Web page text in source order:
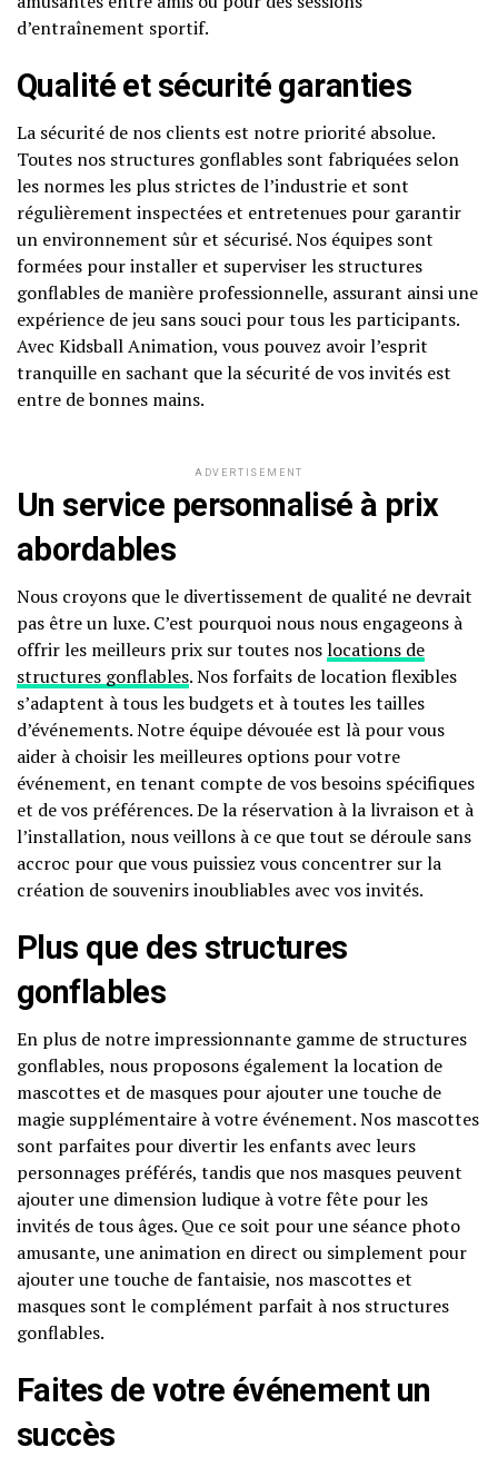
d’entraînement sportif.
Qualité et sécurité garanties
La sécurité de nos clients est notre priorité absolue.
Toutes nos structures gonflables sont fabriquées selon
les normes les plus strictes de l’industrie et sont
régulièrement inspectées et entretenues pour garantir
un environnement sûr et sécurisé. Nos équipes sont
formées pour installer et superviser les structures
gonflables de manière professionnelle, assurant ainsi une
expérience de jeu sans souci pour tous les participants.
Avec Kidsball Animation, vous pouvez avoir l’esprit
tranquille en sachant que la sécurité de vos invités est
entre de bonnes mains.
ADVERTISEMENT
Un service personnalisé à prix
abordables
Nous croyons que le divertissement de qualité ne devrait
pas être un luxe. C’est pourquoi nous nous engageons à
offrir les meilleurs prix sur toutes noslocations de
structures gonflables. Nos forfaits de location flexibles
s’adaptent à tous les budgets et à toutes les tailles
d’événements. Notre équipe dévouée est là pour vous
aider à choisir les meilleures options pour votre
événement, en tenant compte de vos besoins spécifiques
et de vos préférences. De la réservation à la livraison et à
l’installation, nous veillons à ce que tout se déroule sans
accroc pour que vous puissiez vous concentrer sur la
création de souvenirs inoubliables avec vos invités.
Plus que des structures
gonflables
En plus de notre impressionnante gamme de structures
gonflables, nous proposons également la location de
mascottes et de masques pour ajouter une touche de
magie supplémentaire à votre événement. Nos mascottes
sont parfaites pour divertir les enfants avec leurs
personnages préférés, tandis que nos masques peuvent
ajouter une dimension ludique à votre fête pour les
invités de tous âges. Que ce soit pour une séance photo
amusante, une animation en direct ou simplement pour
ajouter une touche de fantaisie, nos mascottes et
masques sont le complément parfait à nos structures
gonflables.
Faites de votre événement un
succès